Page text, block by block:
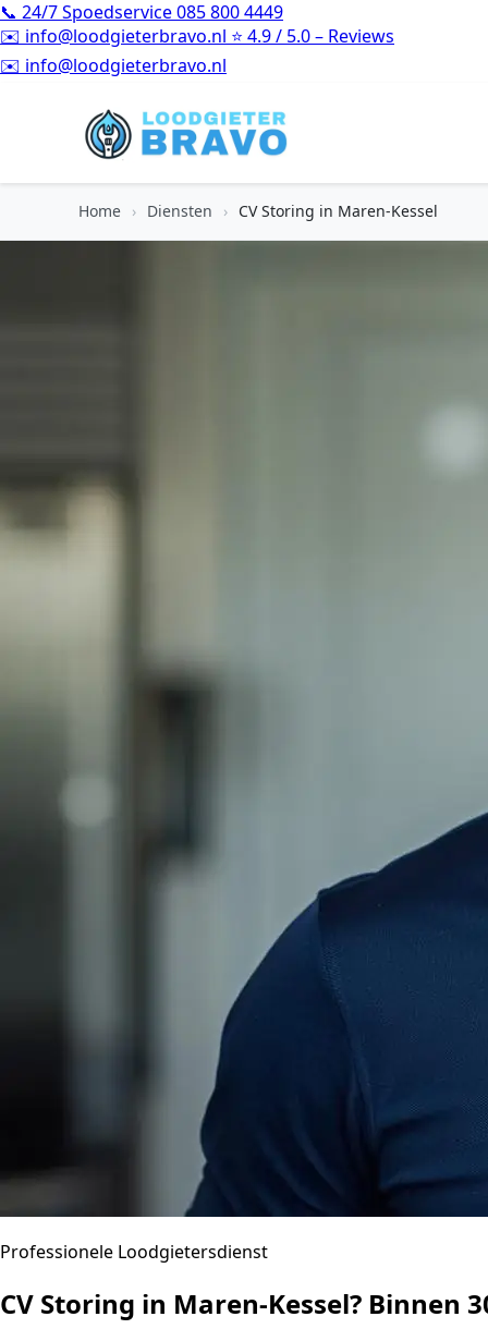
📞 24/7 Spoedservice085 800 4449
✉️ info@loodgieterbravo.nl ⭐ 4.9 / 5.0 – Reviews
⭐4.9 / 5.0 – Reviews
Home › Diensten › CV Storing in Maren-Kessel
Professionele Loodgietersdienst
CV Storing in Maren-Kessel? Binnen